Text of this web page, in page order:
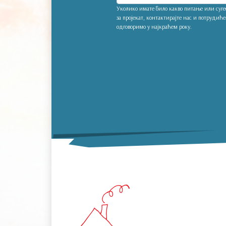
Уколико имате било какво питање или
за пројекат, контактирајте нас и
одговоримо у најкраћем року.